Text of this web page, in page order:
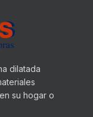
dilatada
su hogar o